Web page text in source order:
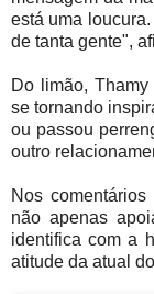
está uma
de tanta gente",
Do limão,
se tornando
ou passou
outro
Nos
não apenas
identifica com a
atitude da atual